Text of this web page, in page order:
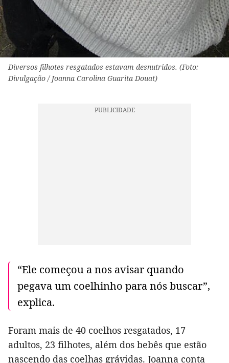
Diversos filhotes resgatados estavam desnutridos. (Foto:
Divulgação / Joanna Carolina Guarita Douat)
“Ele começou a nos avisar quando
pegava um coelhinho para nós buscar”,
explica.
Foram mais de 40 coelhos resgatados, 17
adultos, 23 filhotes, além dos bebês que estão
nascendo das coelhas grávidas. Joanna conta